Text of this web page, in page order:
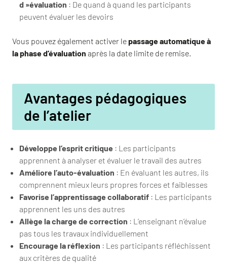
d »évaluation : De quand à quand les participants
peuvent évaluer les devoirs
Vous pouvez également activer lepassage automatique à
la phase d’évaluation après la date limite de remise.
Avantages pédagogiques
de l’atelier
Développe l’esprit critique : Les participants
apprennent à analyser et évaluer le travail des autres
Améliore l’auto-évaluation : En évaluant les autres, ils
comprennent mieux leurs propres forces et faiblesses
Favorise l’apprentissage collaboratif : Les participants
apprennent les uns des autres
Allège la charge de correction : L’enseignant n’évalue
pas tous les travaux individuellement
Encourage la réflexion : Les participants réfléchissent
aux critères de qualité